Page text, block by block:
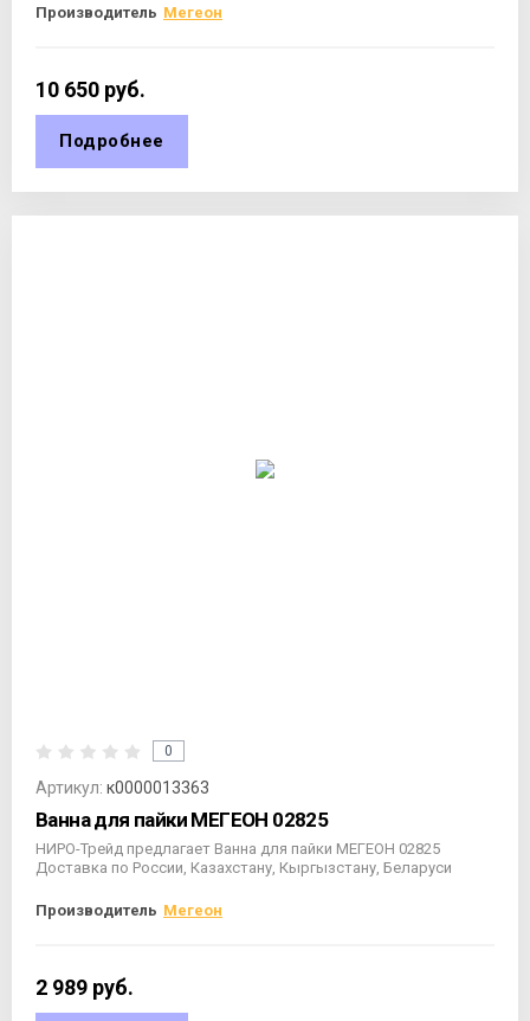
Производитель Мегеон
10 650 руб.
Подробнее
0
Артикул: к0000013363
Ванна для пайки МЕГЕОН 02825
НИРО-Трейд предлагает Ванна для пайки МЕГЕОН 02825
Доставка по России, Казахстану, Кыргызстану, Беларуси
Производитель Мегеон
2 989 руб.